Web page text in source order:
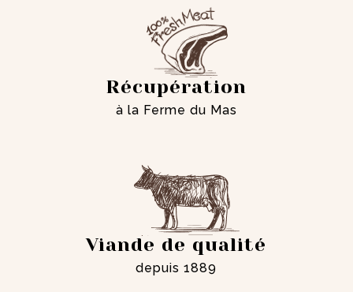
Récupération
à la Ferme du Mas
Viande de qualité
depuis 1889